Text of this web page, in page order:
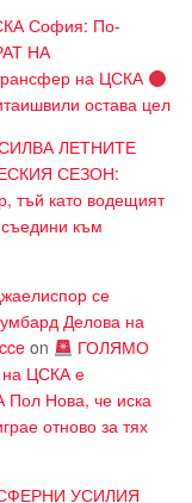
София: По-
НА
на ЦСКА
остава цел
ЛЕТНИТЕ
СЕЗОН:
тъй като водещият
към
се
Делова на
on
ГОЛЯМО
ЦСКА е
Пол Нова, че иска
отново за тях
УСИЛИЯ